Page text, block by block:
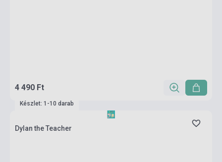
4 490 Ft
Készlet: 1-10 darab
Dylan the Teacher